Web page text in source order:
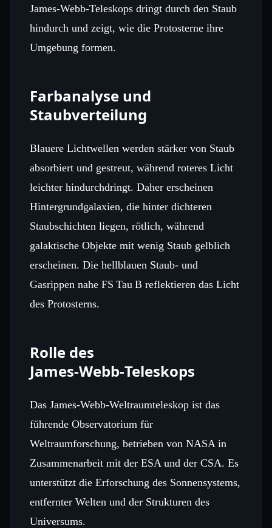
James‑Webb‑Teleskops dringt durch den Staub
hindurch und zeigt, wie die Protosterne ihre
Umgebung formen.
Farbanalyse und
Staubverteilung
Blauere Lichtwellen werden stärker von Staub
absorbiert und gestreut, während roteres Licht
leichter hindurchdringt. Daher erscheinen
Hintergrundgalaxien, die hinter dichteren
Staubschichten liegen, rötlich, während
galaktische Objekte mit wenig Staub gelblich
erscheinen. Die hellblauen Staub- und
Gasrippen nahe FS Tau B reflektieren das Licht
des Protosterns.
Rolle des
James‑Webb‑Teleskops
Das James‑Webb‑Weltraumteleskop ist das
führende Observatorium für
Weltraumforschung, betrieben von NASA in
Zusammenarbeit mit der ESA und der CSA. Es
unterstützt die Erforschung des Sonnensystems,
entfernter Welten und der Strukturen des
Universums.